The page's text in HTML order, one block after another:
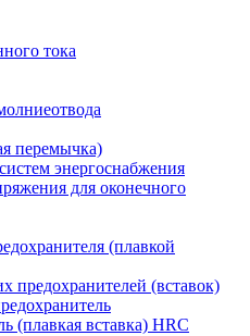
тока
перемычка)
энергоснабжения
для оконечного
(плавкой
предохранителей (вставок)
(плавкая вставка) HRC